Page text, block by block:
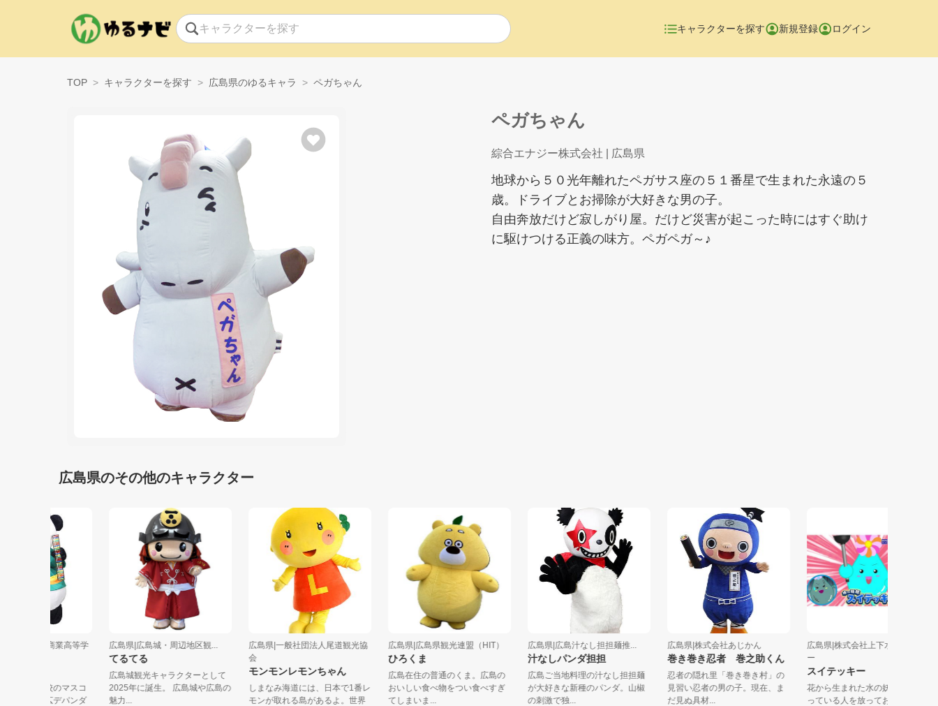
キャラクターを探す 新規登録 ログイン
TOP キャラクターを探す 広島県のゆるキャラ ペガちゃん
ペガちゃん
綜合エナジー株式会社 | 広島県
地球から５０光年離れたペガサス座の５１番星で生まれた永遠の５
歳。ドライブとお掃除が大好きな男の子。
自由奔放だけど寂しがり屋。だけど災害が起こった時にはすぐ助け
に駆けつける正義の味方。ペガペガ～♪
広島県のその他のキャラクター
|広島県立広島商業高等学
立広島商業高校のマスコ
ャラクター，広デパンダ
広島県|広島城・周辺地区観...
てるてる
広島城観光キャラクターとして
2025年に誕生。 広島城や広島の
魅力...
広島県|一般社団法人尾道観光協
モンモンレモンちゃん
しまなみ海道には、日本で1番レ
モンが取れる島があるよ。世界
広島県|広島県観光連盟（HIT）
ひろくま
広島在住の普通のくま。広島の
おいしい食べ物をつい食べすぎ
てしまいま...
広島県|広島汁なし担担麺推...
汁なしパンダ担担
広島ご当地料理の汁なし担担麺
が大好きな新種のパンダ。山椒
の刺激で独...
広島県|株式会社あじかん
巻き巻き忍者 巻之助くん
忍者の隠れ里「巻き巻き村」の
見習い忍者の男の子。現在、ま
だ見ぬ具材...
広島県|株式会社上下水道センタ
スイテッキー
花から生まれた水の妖精。 「困
っている人を放っておけない」